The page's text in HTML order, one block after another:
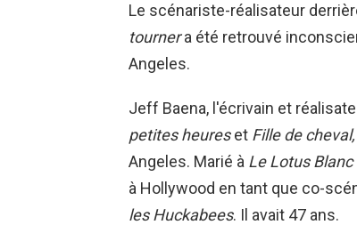
Le scénariste-réalisateur
tournera été retrouvé
Angeles.
Jeff Baena, l'écrivain et
petites heureset Fille de cheval,
Angeles. Marié à Le Lotus Blanc
à Hollywood en tant que co-
les Huckabees. Il avait 47 ans.